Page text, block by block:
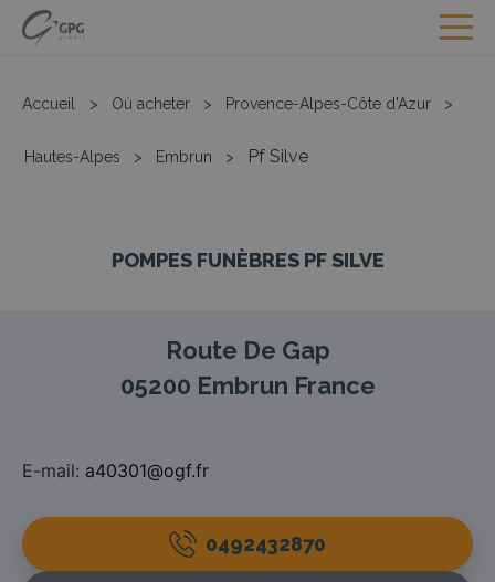
Accueil > Où acheter > Provence-Alpes-Côte d'Azur >
Hautes-Alpes > Embrun > Pf Silve
POMPES FUNÈBRES PF SILVE
Route De Gap
05200 Embrun France
E-mail: a40301@ogf.fr
0492432870